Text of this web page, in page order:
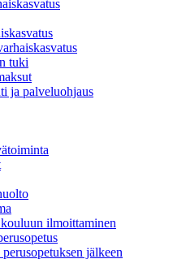
tuki
ja palveluohjaus
ilmoittaminen
jälkeen